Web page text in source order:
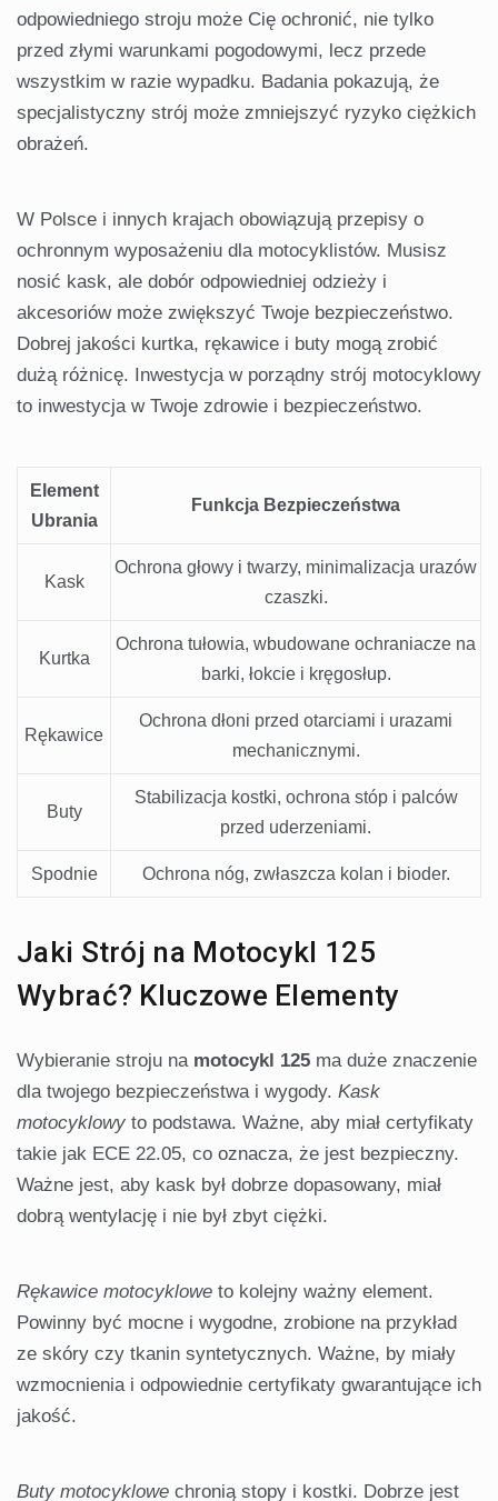
odpowiedniego stroju może Cię ochronić, nie tylko
przed złymi warunkami pogodowymi, lecz przede
wszystkim w razie wypadku. Badania pokazują, że
specjalistyczny strój może zmniejszyć ryzyko ciężkich
obrażeń.
W Polsce i innych krajach obowiązują przepisy o
ochronnym wyposażeniu dla motocyklistów. Musisz
nosić kask, ale dobór odpowiedniej odzieży i
akcesoriów może zwiększyć Twoje bezpieczeństwo.
Dobrej jakości kurtka, rękawice i buty mogą zrobić
dużą różnicę. Inwestycja w porządny strój motocyklowy
to inwestycja w Twoje zdrowie i bezpieczeństwo.
Element
Ubrania
Funkcja Bezpieczeństwa
Kask
Ochrona głowy i twarzy, minimalizacja urazów
czaszki.
Kurtka
Ochrona tułowia, wbudowane ochraniacze na
barki, łokcie i kręgosłup.
Rękawice
Ochrona dłoni przed otarciami i urazami
mechanicznymi.
Buty
Stabilizacja kostki, ochrona stóp i palców
przed uderzeniami.
Spodnie Ochrona nóg, zwłaszcza kolan i bioder.
Jaki Strój na Motocykl 125
Wybrać? Kluczowe Elementy
Wybieranie stroju na motocykl 125 ma duże znaczenie
dla twojego bezpieczeństwa i wygody. Kask
motocyklowy to podstawa. Ważne, aby miał certyfikaty
takie jak ECE 22.05, co oznacza, że jest bezpieczny.
Ważne jest, aby kask był dobrze dopasowany, miał
dobrą wentylację i nie był zbyt ciężki.
Rękawice motocyklowe to kolejny ważny element.
Powinny być mocne i wygodne, zrobione na przykład
ze skóry czy tkanin syntetycznych. Ważne, by miały
wzmocnienia i odpowiednie certyfikaty gwarantujące ich
jakość.
Buty motocyklowe chronią stopy i kostki. Dobrze jest